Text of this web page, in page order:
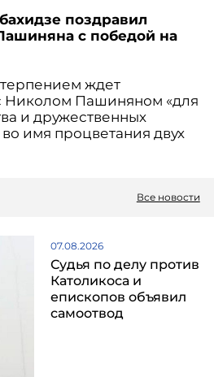
поздравил
с победой на
ждет
Николом Пашиняном «для
и дружественных
имя процветания двух
Все новости
07.08.2026
Судья по делу против
Католикоса и
епископов объявил
самоотвод